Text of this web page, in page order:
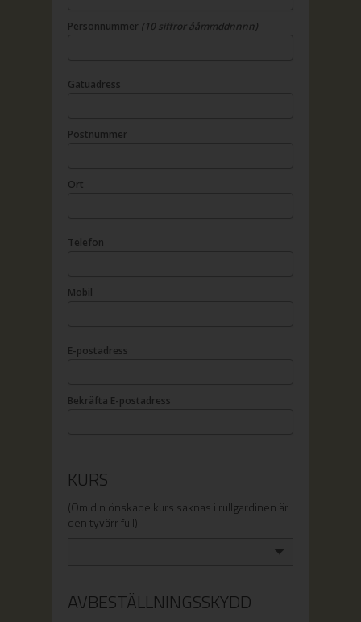
Personnummer (10 siffror ååmmddnnnn)
Gatuadress
Postnummer
Ort
Telefon
Mobil
E-postadress
Bekräfta E-postadress
KURS
(Om din önskade kurs saknas i rullgardinen är
den tyvärr full)
AVBESTÄLLNINGSSKYDD